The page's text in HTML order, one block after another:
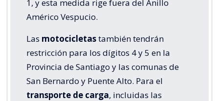
1, y esta medida rige fuera del Anillo
Américo Vespucio.
Las motocicletastambién tendrán
restricción para los dígitos 4 y 5 en la
Provincia de Santiago y las comunas de
San Bernardo y Puente Alto. Para el
transporte de carga, incluidas las